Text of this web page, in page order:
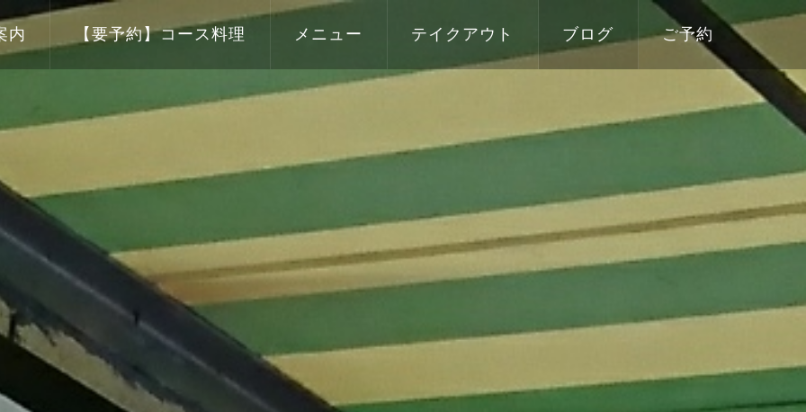
内 【要予約】コース料理 メニュー テイクアウト ブログ ご予約